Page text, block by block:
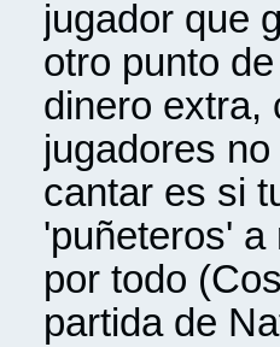
jugador que
otro punto
dinero extra,
jugadores
cantar es si
'puñeteros' a
por todo
partida de